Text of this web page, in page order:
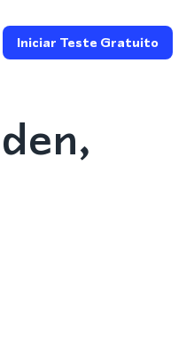
Iniciar Teste Gratuito